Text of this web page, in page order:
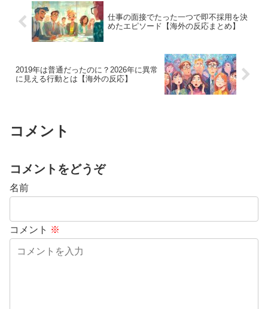
仕事の面接でたった一つで即不採用を決
めたエピソード【海外の反応まとめ】
2019年は普通だったのに？2026年に異常
に見える行動とは【海外の反応】
コメント
コメントをどうぞ
名前
コメント ※